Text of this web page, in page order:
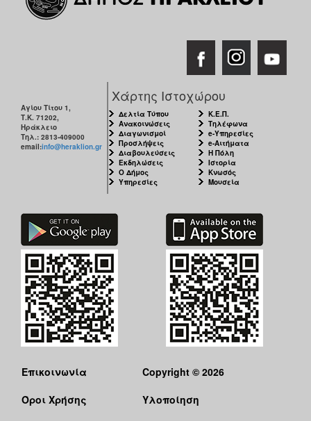
Αγίου Τίτου 1,
Τ.Κ. 71202,
Ηράκλειο
Τηλ.: 2813-409000
email:info@heraklion.gr
Χάρτης Ιστοχώρου
Δελτία Τύπου
Ανακοινώσεις
Διαγωνισμοί
Προσλήψεις
Διαβουλεύσεις
Εκδηλώσεις
Ο Δήμος
Υπηρεσίες
Κ.Ε.Π.
Τηλέφωνα
e-Υπηρεσίες
e-Αιτήματα
Η Πόλη
Ιστορία
Κνωσός
Μουσεία
Επικοινωνία
Όροι Χρήσης
Copyright © 2026
Υλοποίηση